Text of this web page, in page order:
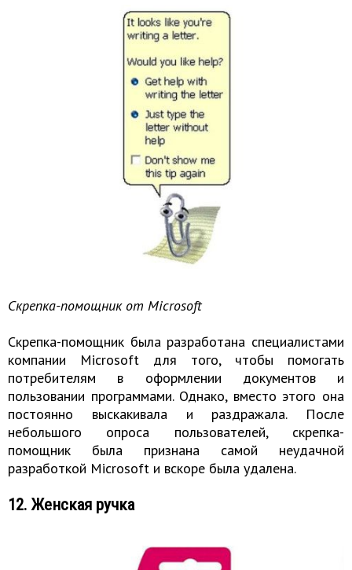
Скрепка-помощник от Microsoft
Скрепка-помощник была разработана специалистами
компании Microsoft для того, чтобы помогать
потребителям в оформлении документов и
пользовании программами. Однако, вместо этого она
постоянно выскакивала и раздражала. После
небольшого опроса пользователей, скрепка-
помощник была признана самой неудачной
разработкой Microsoft и вскоре была удалена.
12. Женская ручка